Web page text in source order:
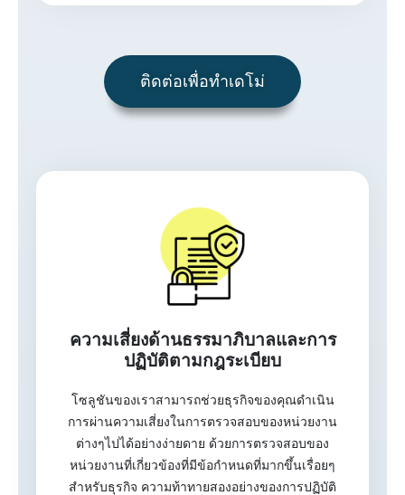
ติดต่อเพื่อทำเดโม่
ความเสี่ยงด้านธรรมาภิบาลและการ
ปฏิบัติตามกฎระเบียบ
โซลูชันของเราสามารถช่วยธุรกิจของคุณดำเนิน
การผ่านความเสี่ยงในการตรวจสอบของหน่วยงาน
ต่างๆไปได้อย่างง่ายดาย ด้วยการตรวจสอบของ
หน่วยงานที่เกี่ยวข้องที่มีข้อกำหนดที่มากขึ้นเรื่อยๆ
สำหรับธุรกิจ ความท้าทายสองอย่างของการปฏิบัติ